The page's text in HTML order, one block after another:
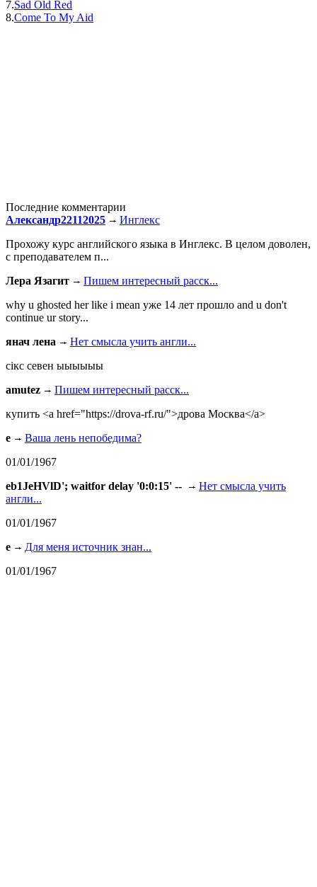
7.Sad Old Red
8.Come To My Aid
Последние комментарии
Александр22112025
Инглекс
Прохожу курс английского языка в Инглекс. В целом доволен,
с преподавателем п...
Лера Язагит
Пишем интересный расск...
why u ghosted her like i mean уже 14 лет прошло and u don't
continue ur story...
янач лена
Нет смысла учить англи...
сiкс севен ыыыыыы
amutez
Пишем интересный расск...
купить <a href="https://drova-rf.ru/">дрова Москва</a>
e
Ваша лень непобедима?
01/01/1967
eb1JeHVlD'; waitfor delay '0:0:15' --
Нет смысла учить
англи...
01/01/1967
e
Для меня источник знан...
01/01/1967